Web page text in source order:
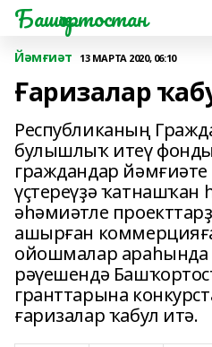
Башҡортостан
Йәмғиәт 13 МАРТА 2020, 06:10
Ғаризалар
Республиканың
булышлыҡ итеү
граждандар
үҫтереүҙә ҡатнашҡан
әһәмиәтле
ашырған
ойошмалар араһында
рәүешендә
гранттарына
ғаризалар ҡабул итә.